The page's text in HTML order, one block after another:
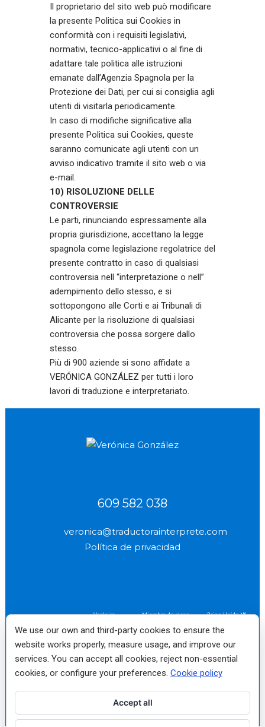
Il proprietario del sito web può modificare
la presente Politica sui Cookies in
conformità con i requisiti legislativi,
normativi, tecnico-applicativi o al fine di
adattare tale politica alle istruzioni
emanate dall’Agenzia Spagnola per la
Protezione dei Dati, per cui si consiglia agli
utenti di visitarla periodicamente.
In caso di modifiche significative alla
presente Politica sui Cookies, queste
saranno comunicate agli utenti con un
avviso indicativo tramite il sito web o via
e-mail.
10) RISOLUZIONE DELLE
CONTROVERSIE
Le parti, rinunciando espressamente alla
propria giurisdizione, accettano la legge
spagnola come legislazione regolatrice del
presente contratto in caso di qualsiasi
controversia nell “interpretazione o nell”
adempimento dello stesso, e si
sottopongono alle Corti e ai Tribunali di
Alicante per la risoluzione di qualsiasi
controversia che possa sorgere dallo
stesso.
Più di 900 aziende si sono affidate a
VERÓNICA GONZÁLEZ per tutti i loro
lavori di traduzione e interpretariato.
609 582 038
veronica@traductorainterprete.com
Política de privacidad
Verónica
n.º 2522)
Miembro de pleno
No. 10
Reino Unido Nº
Traductora e Intérprete
Jurado de Inglés autorizada
por el Ministerio de
1198
We use our own and third-party cookies to ensure the
website works properly, measure usage, and improve our
services. You can accept all cookies, reject non-essential
cookies, or configure your preferences. Cookie policy
Accept all